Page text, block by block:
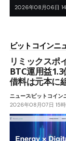
2026年08月06日
ビットコインニ
リミックスポ
BTC運用益
借料は元本に
ニュースビットコイン
2026年08月07日 15